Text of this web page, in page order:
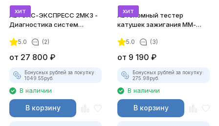
хит
АВТОАС-ЭКСПРЕСС 2МК3 -
Диагностика систем
5.0 (2)
от 27 800 ₽
Бонусных рублей за покупку:
1049.55руб.
В наличии
В корзину
хит
Автономный тестер
катушек зажигания ММ-
комплект)
5.0 (3)
от 9 190 ₽
Бонусных рублей за покупку:
275.98руб.
В наличии
В корзину